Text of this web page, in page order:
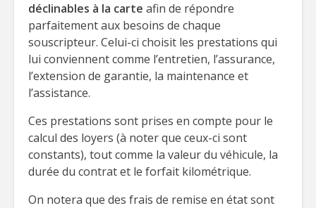
déclinables à la carte afin de répondre
parfaitement aux besoins de chaque
souscripteur. Celui-ci choisit les prestations qui
lui conviennent comme l’entretien, l’assurance,
l’extension de garantie, la maintenance et
l’assistance.
Ces prestations sont prises en compte pour le
calcul des loyers (à noter que ceux-ci sont
constants), tout comme la valeur du véhicule, la
durée du contrat et le forfait kilométrique.
On notera que des frais de remise en état sont